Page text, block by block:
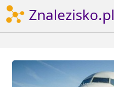
Znalezisko.pl